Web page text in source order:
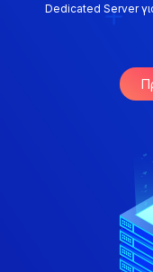
Dedicated Server